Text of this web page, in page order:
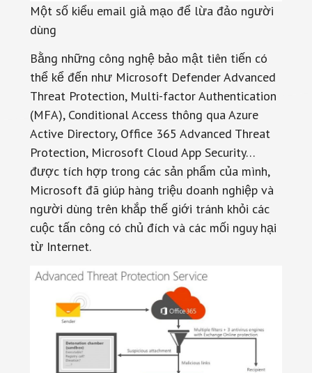
Một số kiểu email giả mạo để lừa đảo người
dùng
Bằng những công nghệ bảo mật tiên tiến có
thể kể đến như Microsoft Defender Advanced
Threat Protection, Multi-factor Authentication
(MFA), Conditional Access thông qua Azure
Active Directory, Office 365 Advanced Threat
Protection, Microsoft Cloud App Security…
được tích hợp trong các sản phẩm của mình,
Microsoft đã giúp hàng triệu doanh nghiệp và
người dùng trên khắp thế giới tránh khỏi các
cuộc tấn công có chủ đích và các mối nguy hại
từ Internet.